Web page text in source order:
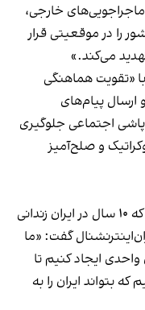
خارجی،
را در موقعیتی قرار
می‌کند.»
«تقویت هماهنگی
پیام‌های
اجتماعی جلوگیری
و صلح‌آمیز
اسماعیل عبدی، فعال صنفی معلمان که ۱۰ سال در ایران زندانی
گفت: «ما
واحدی ایجاد کنیم تا
که بتواند ایران را به